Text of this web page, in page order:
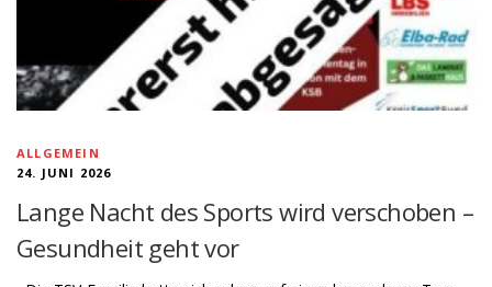
ALLGEMEIN
24. JUNI 2026
Lange Nacht des Sports wird verschoben –
Gesundheit geht vor